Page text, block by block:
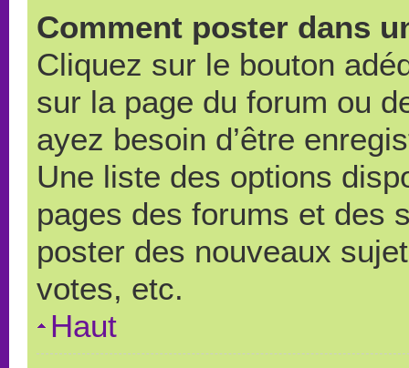
Comment poster dans
Cliquez sur le bouton
sur la page du forum ou
ayez besoin d’être
Une liste des options
pages des forums et des
poster des nouveaux
votes, etc.
Haut